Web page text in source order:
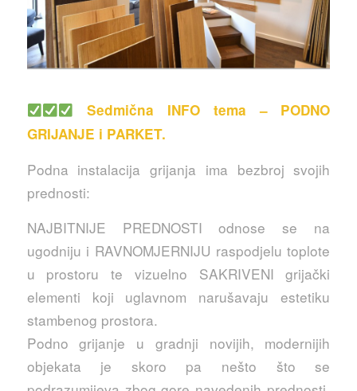
Sedmična INFO tema – PODNO
GRIJANJE i PARKET.
Podna instalacija grijanja ima bezbroj svojih
prednosti:
NAJBITNIJE PREDNOSTI odnose se na
ugodniju i RAVNOMJERNIJU raspodjelu toplote
u prostoru te vizuelno SAKRIVENI grijački
elementi koji uglavnom narušavaju estetiku
stambenog prostora.
Podno grijanje u gradnji novijih, modernijih
objekata je skoro pa nešto što se